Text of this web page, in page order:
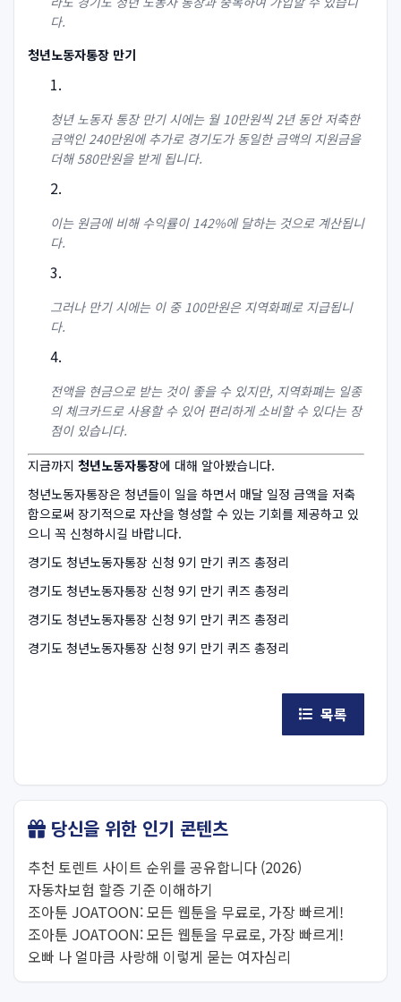
다.
청년노동자통장 만기
청년 노동자 통장 만기 시에는 월 10만원씩 2년 동안 저축한
금액인 240만원에 추가로 경기도가 동일한 금액의 지원금을
더해 580만원을 받게 됩니다.
이는 원금에 비해 수익률이 142%에 달하는 것으로 계산됩니
다.
그러나 만기 시에는 이 중 100만원은 지역화폐로 지급됩니
다.
전액을 현금으로 받는 것이 좋을 수 있지만, 지역화폐는 일종
의 체크카드로 사용할 수 있어 편리하게 소비할 수 있다는 장
점이 있습니다.
지금까지 청년노동자통장에 대해 알아봤습니다.
청년노동자통장은 청년들이 일을 하면서 매달 일정 금액을 저축
함으로써 장기적으로 자산을 형성할 수 있는 기회를 제공하고 있
으니 꼭 신청하시길 바랍니다.
경기도 청년노동자통장 신청 9기 만기 퀴즈 총정리
경기도 청년노동자통장 신청 9기 만기 퀴즈 총정리
경기도 청년노동자통장 신청 9기 만기 퀴즈 총정리
경기도 청년노동자통장 신청 9기 만기 퀴즈 총정리
목록
당신을 위한 인기 콘텐츠
추천 토렌트 사이트 순위를 공유합니다 (2026)
자동차보험 할증 기준 이해하기
조아툰 JOATOON: 모든 웹툰을 무료로, 가장 빠르게!
조아툰 JOATOON: 모든 웹툰을 무료로, 가장 빠르게!
오빠 나 얼마큼 사랑해 이렇게 묻는 여자심리